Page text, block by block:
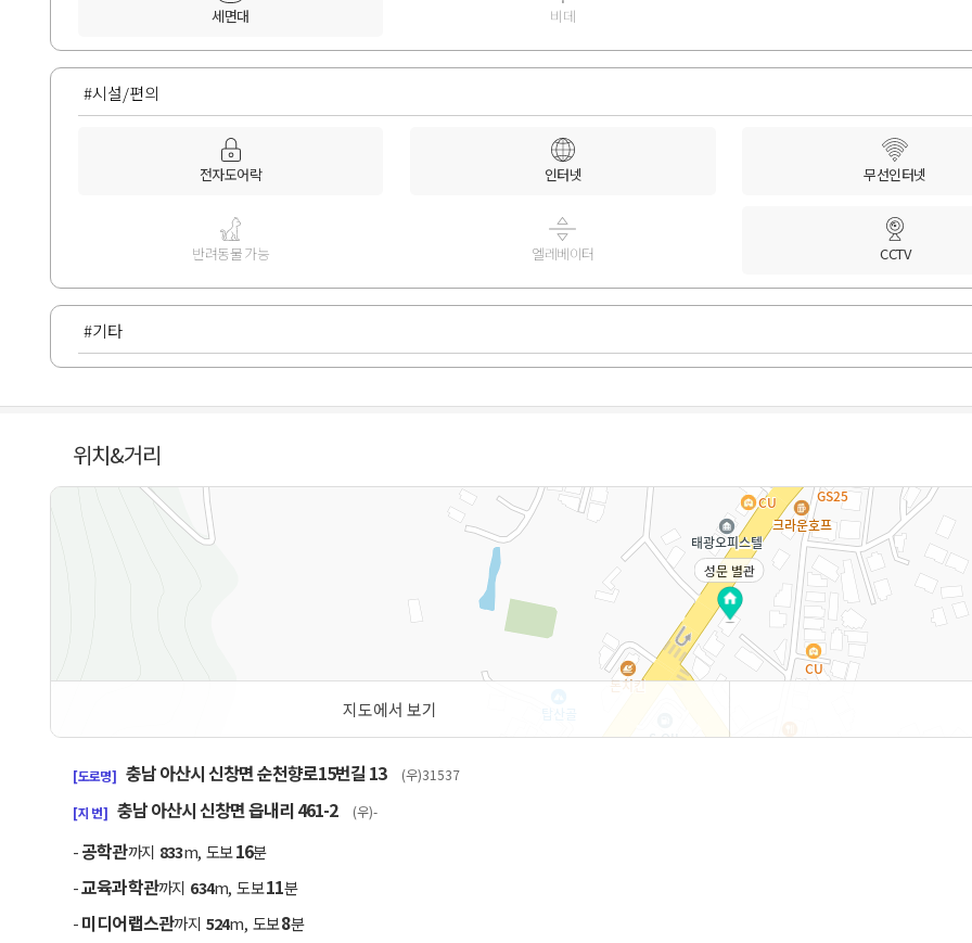
세면대 비데
#시설/편의
전자도어락 인터넷 무선인터넷
반려동물 가능 엘레베이터 CCTV
#기타
위치&거리
성문 별관
지도에서 보기
[도로명] 충남 아산시 신창면 순천향로15번길 13 (우)31537
[지 번] 충남 아산시 신창면 읍내리 461-2 (우)-
-공학관까지 833m, 도보16분
-교육과학관까지 634m, 도보11분
-미디어랩스관까지 524m, 도보8분